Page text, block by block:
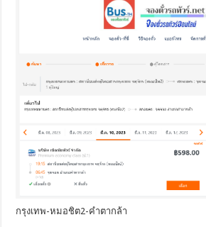
กรุงเทพ-หมอชิต2-คำตากล้า